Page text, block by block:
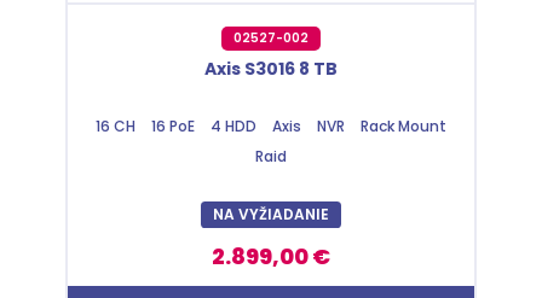
02527-002
Axis S3016 8 TB
16 CH 16 PoE 4 HDD Axis NVR
Rack Mount
Raid
NA VYŽIADANIE
2.899,00 €